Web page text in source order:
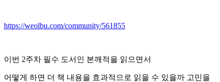
https://weolbu.com/community/561855
이번 2주차 필수 도서인 본깨적을 읽으면서
어떻게 하면 더 책 내용을 효과적으로 읽을 수 있을까 고민을